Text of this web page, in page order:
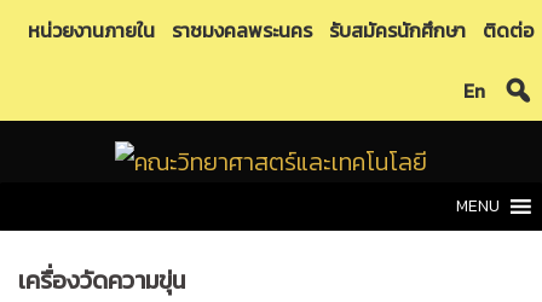
Skipหน่วยงานภายใน ราชมงคลพระนคร รับสมัครนักศึกษา ติดต่อ
En
MENU
เครื่องวัดความขุ่น